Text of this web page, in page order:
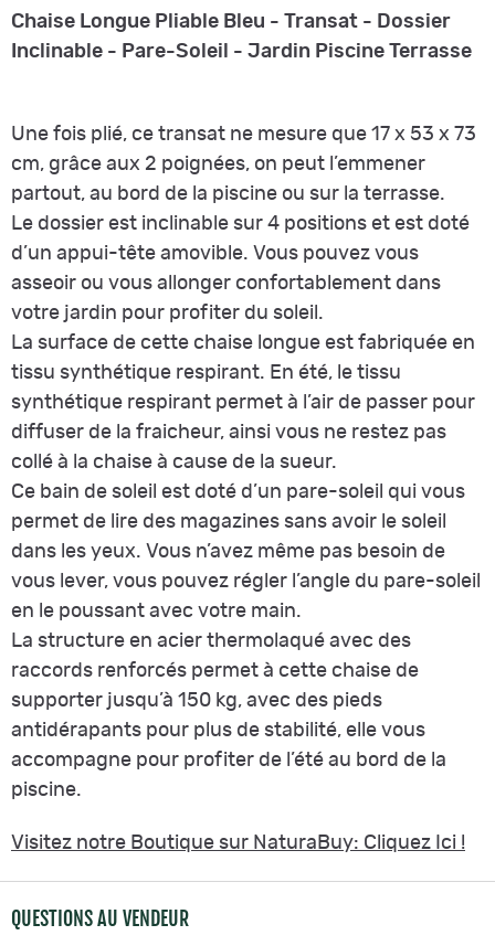
Chaise Longue Pliable Bleu - Transat - Dossier
Inclinable - Pare-Soleil - Jardin Piscine Terrasse
Une fois plié, ce transat ne mesure que 17 x 53 x 73
cm, grâce aux 2 poignées, on peut l’emmener
partout, au bord de la piscine ou sur la terrasse.
Le dossier est inclinable sur 4 positions et est doté
d’un appui-tête amovible. Vous pouvez vous
asseoir ou vous allonger confortablement dans
votre jardin pour profiter du soleil.
La surface de cette chaise longue est fabriquée en
tissu synthétique respirant. En été, le tissu
synthétique respirant permet à l’air de passer pour
diffuser de la fraicheur, ainsi vous ne restez pas
collé à la chaise à cause de la sueur.
Ce bain de soleil est doté d’un pare-soleil qui vous
permet de lire des magazines sans avoir le soleil
dans les yeux. Vous n’avez même pas besoin de
vous lever, vous pouvez régler l’angle du pare-soleil
en le poussant avec votre main.
La structure en acier thermolaqué avec des
raccords renforcés permet à cette chaise de
supporter jusqu’à 150 kg, avec des pieds
antidérapants pour plus de stabilité, elle vous
accompagne pour profiter de l’été au bord de la
piscine.
Visitez notre Boutique sur NaturaBuy: Cliquez Ici !
QUESTIONS AU VENDEUR